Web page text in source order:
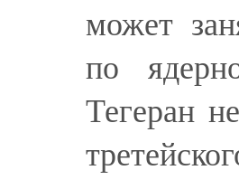
может
по
Тегеран